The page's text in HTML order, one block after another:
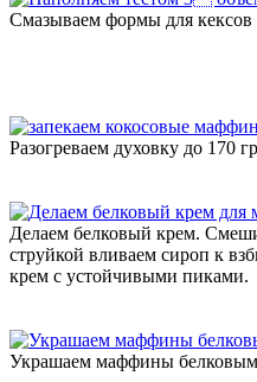
Смазываем формы для
Разогреваем духовку до 170
Делаем белковый крем.
струйкой вливаем сироп к
крем с устойчивыми пиками.
Украшаем маффины